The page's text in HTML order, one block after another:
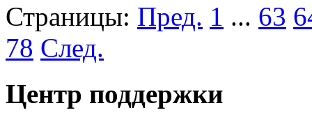
Страницы: Пред. 1 ... 63
78 След.
Центр поддержки